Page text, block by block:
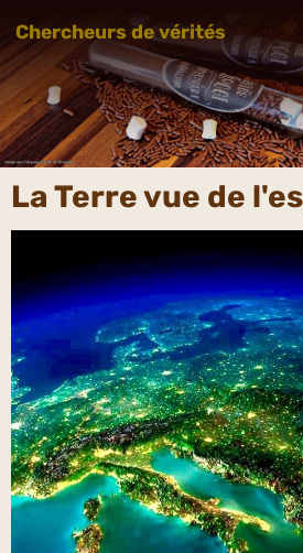
Chercheurs de vérités
La Terre vue de